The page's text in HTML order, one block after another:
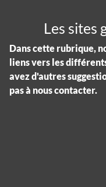
Les sites
Dans cette rubrique,
liens vers les
avez d'autres
pas à nous contacter.